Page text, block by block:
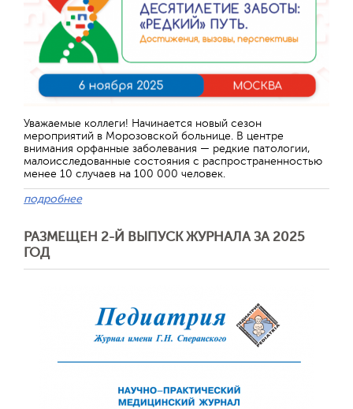
Уважаемые коллеги! Начинается новый сезон
мероприятий в Морозовской больнице. В центре
внимания орфанные заболевания — редкие патологии,
малоисследованные состояния с распространенностью
менее 10 случаев на 100 000 человек.
подробнее
РАЗМЕЩЕН 2-Й ВЫПУСК ЖУРНАЛА ЗА 2025
ГОД